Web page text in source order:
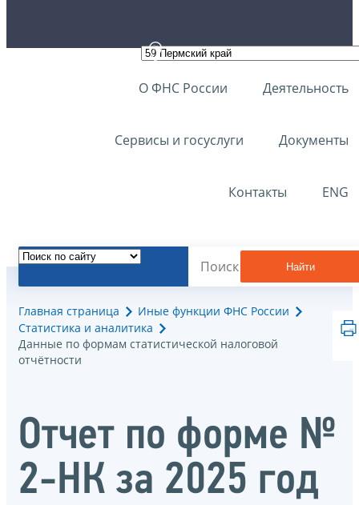
О ФНС России Деятельность
Сервисы и госуслуги Документы
Контакты ENG
Найти
Главная страница
Иные функции ФНС России
Статистика и аналитика
Данные по формам статистической налоговой
отчётности
Отчет по форме №
2-НК за 2025 год